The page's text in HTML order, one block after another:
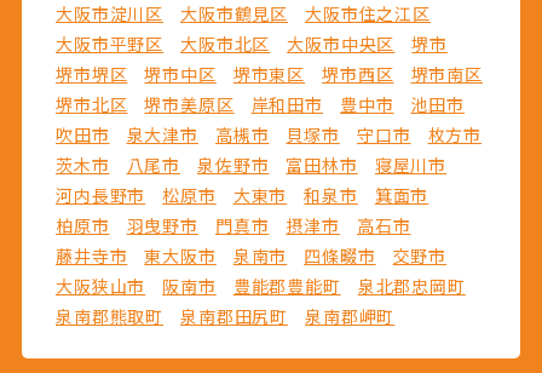
大阪市淀川区
大阪市鶴見区
大阪市住之江区
大阪市平野区
大阪市北区 大阪市中央区
堺市
堺市堺区
堺市中区 堺市東区 堺市西区
堺市南区
堺市北区
堺市美原区 岸和田市 豊中市
池田市
吹田市
泉大津市 高槻市 貝塚市 守口市
枚方市
茨木市
八尾市 泉佐野市 富田林市
寝屋川市
河内長野市
松原市 大東市 和泉市
箕面市
柏原市
羽曳野市 門真市 摂津市
高石市
藤井寺市
東大阪市 泉南市 四條畷市
交野市
大阪狭山市
阪南市 豊能郡豊能町
泉北郡忠岡町
泉南郡熊取町
泉南郡田尻町 泉南郡岬町